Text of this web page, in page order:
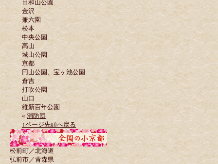
日和山公園
金沢
兼六園
松本
中央公園
高山
城山公園
京都
円山公園、宝ヶ池公園
倉吉
打吹公園
山口
維新百年公園
« 消防団
↑ページ先頭へ戻る
松前町／北海道
弘前市／青森県